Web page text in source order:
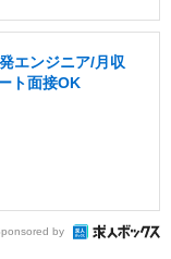
エンジニア/月収
ト面接OK
by